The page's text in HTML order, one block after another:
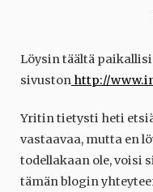
Löysin täältä
sivuston http://
Yritin tietysti heti
vastaavaa, mutta en
todellakaan ole, voisi
tämän blogin